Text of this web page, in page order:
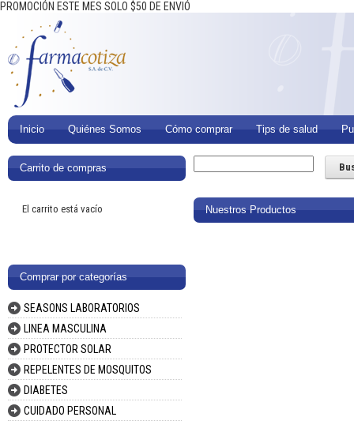
PROMOCIÓN ESTE MES SOLO $50 DE ENVIÓ
Inicio Quiénes Somos Cómo comprar Tips de salud
Carrito de compras
El carrito está vacío
Comprar por categorías
SEASONS LABORATORIOS
LINEA MASCULINA
PROTECTOR SOLAR
REPELENTES DE MOSQUITOS
DIABETES
CUIDADO PERSONAL
Nuestros Productos